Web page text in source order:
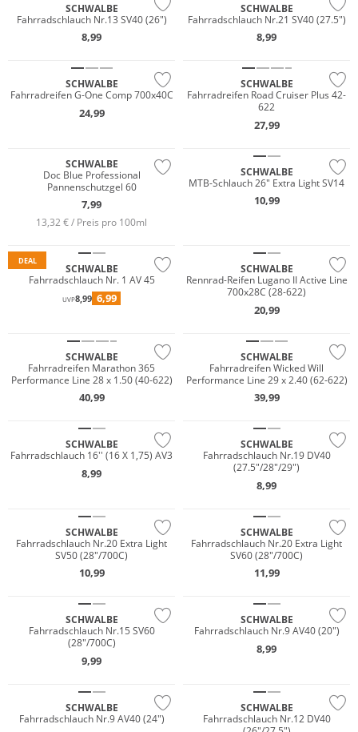
SCHWALBE
Fahrradschlauch Nr.13 SV40 (26")
8,99
SCHWALBE
Fahrradschlauch Nr.21 SV40 (27.5")
8,99
SCHWALBE
Fahrradreifen G-One Comp 700x40C
24,99
SCHWALBE
Fahrradreifen Road Cruiser Plus 42-
622
27,99
SCHWALBE
Doc Blue Professional
Pannenschutzgel 60
7,99
13,32 € / Preis pro 100ml
SCHWALBE
MTB-Schlauch 26" Extra Light SV14
10,99
DEAL
SCHWALBE
Fahrradschlauch Nr. 1 AV 45
UVP8,99 6,99
SCHWALBE
Rennrad-Reifen Lugano II Active Line
700x28C (28-622)
20,99
SCHWALBE
Fahrradreifen Marathon 365
Performance Line 28 x 1.50 (40-622)
40,99
SCHWALBE
Fahrradreifen Wicked Will
Performance Line 29 x 2.40 (62-622)
39,99
SCHWALBE
Fahrradschlauch 16'' (16 X 1,75) AV3
8,99
SCHWALBE
Fahrradschlauch Nr.19 DV40
(27.5"/28"/29")
8,99
SCHWALBE
Fahrradschlauch Nr.20 Extra Light
SV50 (28"/700C)
10,99
SCHWALBE
Fahrradschlauch Nr.20 Extra Light
SV60 (28"/700C)
11,99
SCHWALBE
Fahrradschlauch Nr.15 SV60
(28"/700C)
9,99
SCHWALBE
Fahrradschlauch Nr.9 AV40 (20")
8,99
SCHWALBE
Fahrradschlauch Nr.9 AV40 (24")
SCHWALBE
Fahrradschlauch Nr.12 DV40